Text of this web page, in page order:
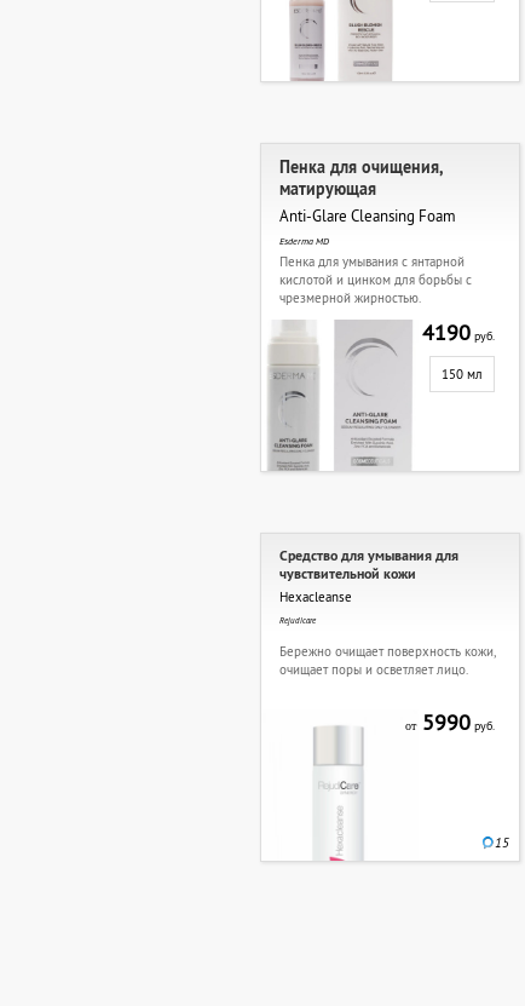
Пенка для очищения,
матирующая
Anti-Glare Cleansing Foam
Esderma MD
Пенка для умывания с янтарной
кислотой и цинком для борьбы с
чрезмерной жирностью.
4190 руб.
150 мл
Средство для умывания для
чувствительной кожи
Hexacleanse
Rejudicare
Бережно очищает поверхность кожи,
очищает поры и осветляет лицо.
от5990 руб.
15